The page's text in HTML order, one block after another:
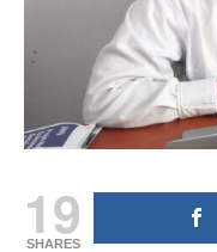
19
SHARES